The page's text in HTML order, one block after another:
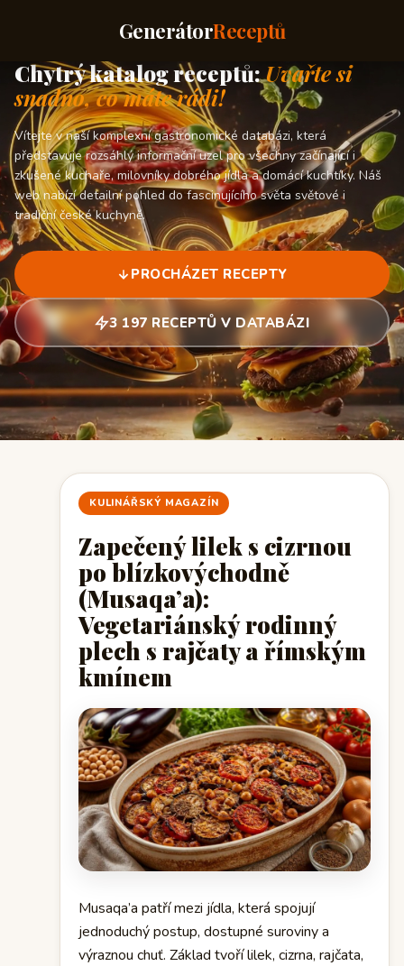
GenerátorReceptů
Chytrý katalog receptů:Uvařte si
snadno, co máte rádi!
Vítejte v naší komplexní gastronomické databázi, která
představuje rozsáhlý informační uzel pro všechny začínající i
zkušené kuchaře, milovníky dobrého jídla a domácí kuchtíky. Náš
web nabízí detailní pohled do fascinujícího světa světové i
tradiční české kuchyně.
PROCHÁZET RECEPTY
3 197 RECEPTŮ V DATABÁZI
KULINÁŘSKÝ MAGAZÍN
Zapečený lilek s cizrnou
po blízkovýchodně
(Musaqa’a):
Vegetariánský rodinný
plech s rajčaty a římským
kmínem
Musaqa’a patří mezi jídla, která spojují
jednoduchý postup, dostupné suroviny a
výraznou chuť. Základ tvoří lilek, cizrna, rajčata,